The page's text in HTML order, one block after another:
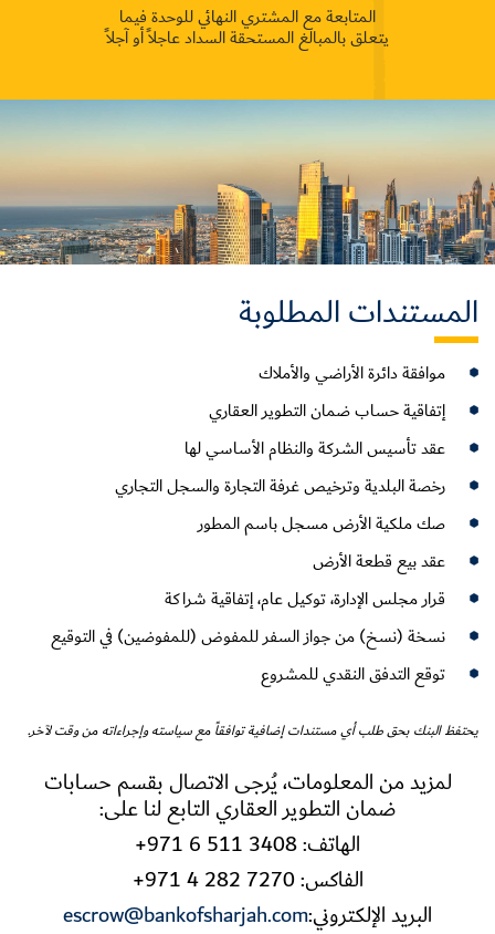
المتابعة مع المشتري النهائي للوحدة فيما
يتعلق بالمبالغ المستحقة السداد عاجلاً أو آجلاً
المستندات المطلوبة
موافقة دائرة الأراضي والأملاك
إتفاقية حساب ضمان التطوير العقاري
عقد تأسيس الشركة والنظام الأساسي لها
رخصة البلدية وترخيص غرفة التجارة والسجل التجاري
صك ملكية الأرض مسجل باسم المطور
عقد بيع قطعة الأرض
قرار مجلس الإدارة، توكيل عام، إتفاقية شراكة
نسخة (نسخ) من جواز السفر للمفوض (للمفوضين) في التوقيع
توقع التدفق النقدي للمشروع
يحتفظ البنك بحق طلب أي مستندات إضافية توافقاً مع سياسته وإجراءاته من وقت لآخر.
لمزيد من المعلومات، يُرجى الاتصال بقسم حسابات
ضمان التطوير العقاري التابع لنا على:
الهاتف:+971 6 511 3408
الفاكس:+971 4 282 7270
البريد الإلكتروني:escrow@bankofsharjah.com